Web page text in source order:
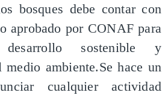
bosques debe contar con
aprobado por CONAF para
sostenible y
medio ambiente.Se hace un
cualquier actividad